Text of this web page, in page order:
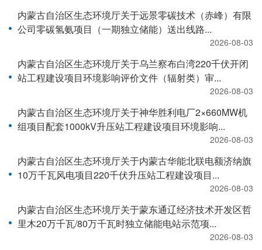
内蒙古自治区生态环境厅关于远景零碳技术（赤峰）有限
公司零碳氢氨项目（一期独立储能）送出线路...
2026-08-03
内蒙古自治区生态环境厅关于乌兰察布白湾220千伏开闭
站工程建设项目环境影响评价文件（辐射类）审...
2026-08-03
内蒙古自治区生态环境厅关于神华胜利电厂2×660MW机
组项目配套1000kV升压站工程建设项目环境影响...
2026-08-03
内蒙古自治区生态环境厅关于内蒙古华能北联电额济纳旗
10万千瓦风电项目220千伏升压站工程建设项目...
2026-08-03
内蒙古自治区生态环境厅关于蒙东通辽经济技术开发区哲
里木20万千瓦/80万千瓦时独立储能电站示范项...
2026-08-03